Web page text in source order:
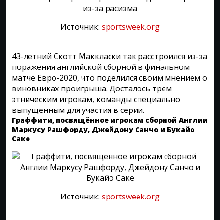
Источник: sportsweek.org
43-летний Скотт Маккласки так расстроился из-за
поражения английской сборной в финальном
матче Евро-2020, что поделился своим мнением о
виновниках проигрыша. Досталось трем
этническим игрокам, команды специально
выпущенным для участия в серии.
Граффити, посвящённое игрокам сборной Англии
Маркусу Рашфорду, Джейдону Санчо и Букайо
Саке
Источник: sportsweek.org